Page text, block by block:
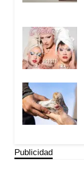
Publicidad